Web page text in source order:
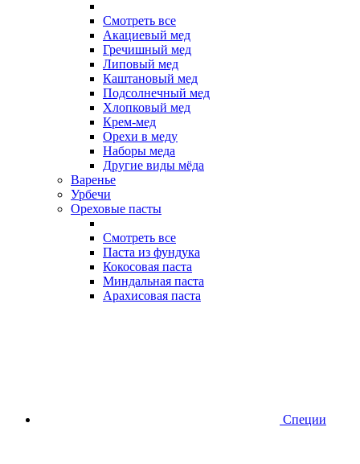
Смотреть все
Акациевый мед
Гречишный мед
Липовый мед
Каштановый мед
Подсолнечный мед
Хлопковый мед
Крем-мед
Орехи в меду
Наборы меда
Другие виды мёда
Варенье
Урбечи
Ореховые пасты
Смотреть все
Паста из фундука
Кокосовая паста
Миндальная паста
Арахисовая паста
Специи